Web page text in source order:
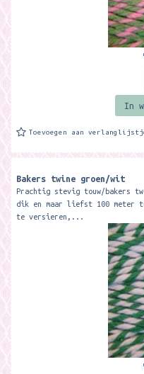
In
Toevoegen aan
Bakers twine groen/wit
Prachtig stevig touw/bakers
dik en maar liefst 100 meter
te versieren,...